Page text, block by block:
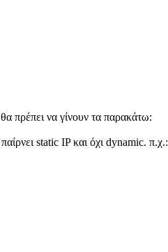
πρέπει να γίνουν τα παρακάτω:
static IP και όχι dynamic. π.χ.: